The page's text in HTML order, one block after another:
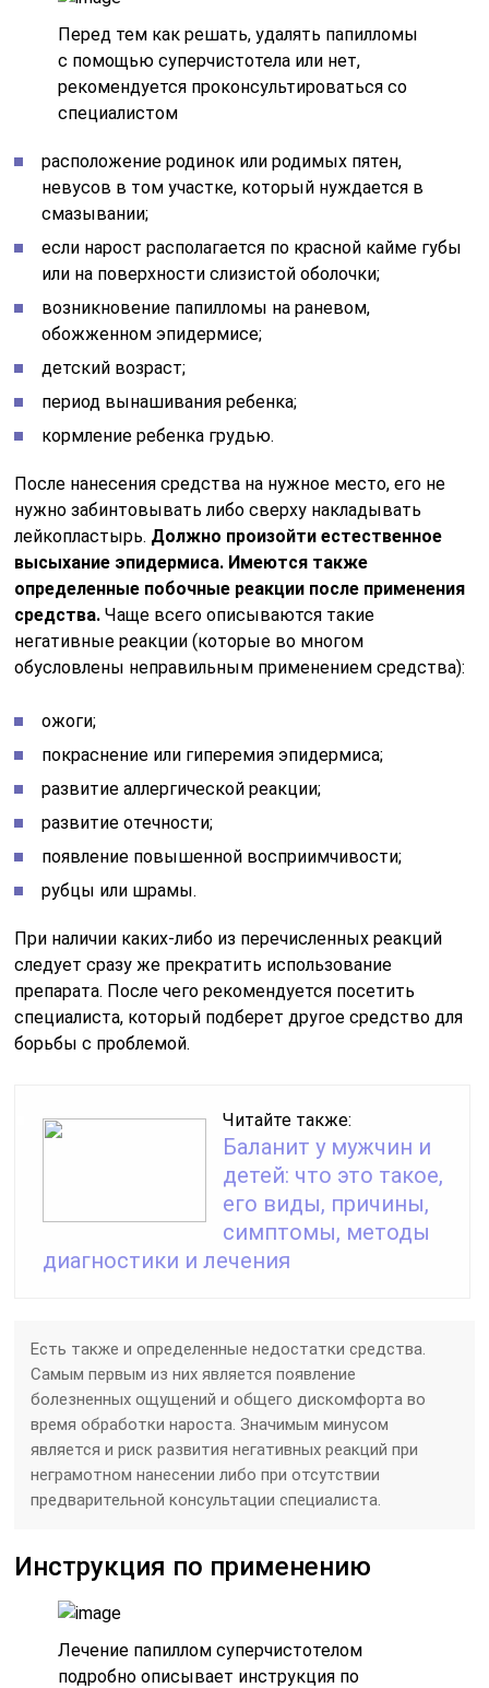
Перед тем как решать, удалять папилломы
с помощью суперчистотела или нет,
рекомендуется проконсультироваться со
специалистом
расположение родинок или родимых пятен,
невусов в том участке, который нуждается в
смазывании;
если нарост располагается по красной кайме губы
или на поверхности слизистой оболочки;
возникновение папилломы на раневом,
обожженном эпидермисе;
детский возраст;
период вынашивания ребенка;
кормление ребенка грудью.
После нанесения средства на нужное место, его не
нужно забинтовывать либо сверху накладывать
лейкопластырь. Должно произойти естественное
высыхание эпидермиса. Имеются также
определенные побочные реакции после применения
средства. Чаще всего описываются такие
негативные реакции (которые во многом
обусловлены неправильным применением средства):
ожоги;
покраснение или гиперемия эпидермиса;
развитие аллергической реакции;
развитие отечности;
появление повышенной восприимчивости;
рубцы или шрамы.
При наличии каких-либо из перечисленных реакций
следует сразу же прекратить использование
препарата. После чего рекомендуется посетить
специалиста, который подберет другое средство для
борьбы с проблемой.
Читайте также:
Баланит у мужчин и
детей: что это такое,
его виды, причины,
симптомы, методы
диагностики и лечения
Есть также и определенные недостатки средства.
Самым первым из них является появление
болезненных ощущений и общего дискомфорта во
время обработки нароста. Значимым минусом
является и риск развития негативных реакций при
неграмотном нанесении либо при отсутствии
предварительной консультации специалиста.
Инструкция по применению
Лечение папиллом суперчистотелом
подробно описывает инструкция по